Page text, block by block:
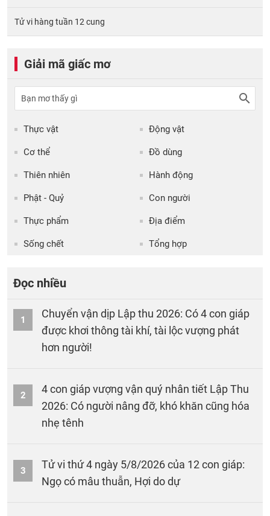
Tử vi hàng tuần 12 cung
Giải mã giấc mơ
Thực vật Động vật
Cơ thể Đồ dùng
Thiên nhiên Hành động
Phật - Quỷ Con người
Thực phẩm Địa điểm
Sống chết Tổng hợp
Đọc nhiều
1
Chuyển vận dịp Lập thu 2026: Có 4 con giáp
được khơi thông tài khí, tài lộc vượng phát
hơn người!
2
4 con giáp vượng vận quý nhân tiết Lập Thu
2026: Có người nâng đỡ, khó khăn cũng hóa
nhẹ tênh
3
Tử vi thứ 4 ngày 5/8/2026 của 12 con giáp:
Ngọ có mâu thuẫn, Hợi do dự